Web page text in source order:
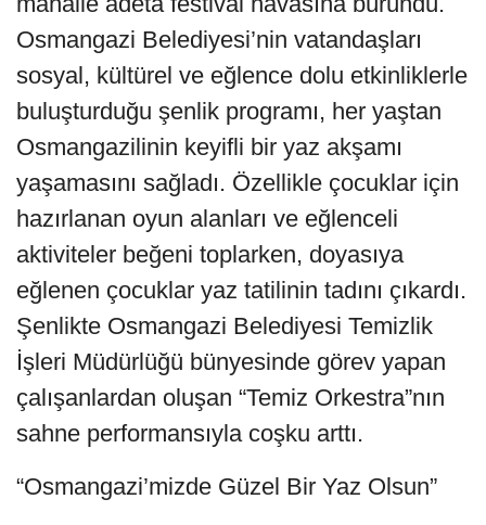
Osmangazi Belediyesi’nin vatandaşları
sosyal, kültürel ve eğlence dolu etkinliklerle
buluşturduğu şenlik programı, her yaştan
Osmangazilinin keyifli bir yaz akşamı
yaşamasını sağladı. Özellikle çocuklar için
hazırlanan oyun alanları ve eğlenceli
aktiviteler beğeni toplarken, doyasıya
eğlenen çocuklar yaz tatilinin tadını çıkardı.
Şenlikte Osmangazi Belediyesi Temizlik
İşleri Müdürlüğü bünyesinde görev yapan
çalışanlardan oluşan “Temiz Orkestra”nın
sahne performansıyla coşku arttı.
“Osmangazi’mizde Güzel Bir Yaz Olsun”